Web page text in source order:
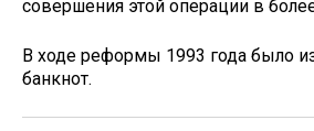
совершения этой операции в
В ходе реформы 1993 года было
банкнот.